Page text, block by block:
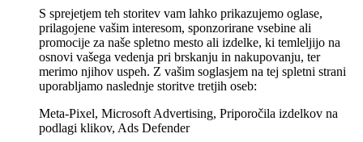
S sprejetjem teh storitev vam lahko prikazujemo oglase,
prilagojene vašim interesom, sponzorirane vsebine ali
promocije za naše spletno mesto ali izdelke, ki temleljijo na
osnovi vašega vedenja pri brskanju in nakupovanju, ter
merimo njihov uspeh. Z vašim soglasjem na tej spletni strani
uporabljamo naslednje storitve tretjih oseb:
Meta-Pixel, Microsoft Advertising, Priporočila izdelkov na
podlagi klikov, Ads Defender